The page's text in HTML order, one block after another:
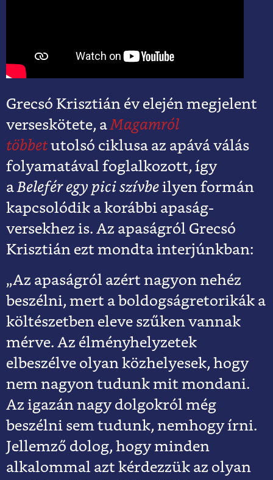
Grecsó Krisztián év elején megjelent
verseskötete, a Magamról
többetutolsó ciklusa az apává válás
folyamatával foglalkozott, így
a Belefér egy pici szívbe ilyen formán
kapcsolódik a korábbi apaság-
versekhez is. Az apaságról Grecsó
Krisztián ezt mondta interjúnkban:
„Az apaságról azért nagyon nehéz
beszélni, mert a boldogságretorikák a
költészetben eleve szűken vannak
mérve. Az élményhelyzetek
elbeszélve olyan közhelyesek, hogy
nem nagyon tudunk mit mondani.
Az igazán nagy dolgokról még
beszélni sem tudunk, nemhogy írni.
Jellemző dolog, hogy minden
alkalommal azt kérdezzük az olyan